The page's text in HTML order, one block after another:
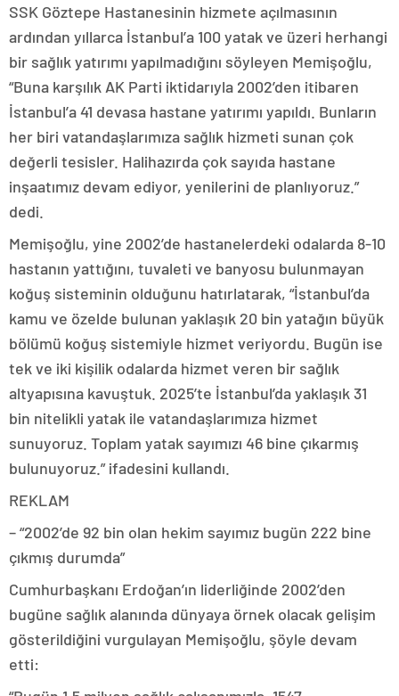
SSK Göztepe Hastanesinin hizmete açılmasının
ardından yıllarca İstanbul’a 100 yatak ve üzeri herhangi
bir sağlık yatırımı yapılmadığını söyleyen Memişoğlu,
“Buna karşılık AK Parti iktidarıyla 2002’den itibaren
İstanbul’a 41 devasa hastane yatırımı yapıldı. Bunların
her biri vatandaşlarımıza sağlık hizmeti sunan çok
değerli tesisler. Halihazırda çok sayıda hastane
inşaatımız devam ediyor, yenilerini de planlıyoruz.”
dedi.
Memişoğlu, yine 2002’de hastanelerdeki odalarda 8-10
hastanın yattığını, tuvaleti ve banyosu bulunmayan
koğuş sisteminin olduğunu hatırlatarak, “İstanbul’da
kamu ve özelde bulunan yaklaşık 20 bin yatağın büyük
bölümü koğuş sistemiyle hizmet veriyordu. Bugün ise
tek ve iki kişilik odalarda hizmet veren bir sağlık
altyapısına kavuştuk. 2025’te İstanbul’da yaklaşık 31
bin nitelikli yatak ile vatandaşlarımıza hizmet
sunuyoruz. Toplam yatak sayımızı 46 bine çıkarmış
bulunuyoruz.” ifadesini kullandı.
REKLAM
– “2002’de 92 bin olan hekim sayımız bugün 222 bine
çıkmış durumda”
Cumhurbaşkanı Erdoğan’ın liderliğinde 2002’den
bugüne sağlık alanında dünyaya örnek olacak gelişim
gösterildiğini vurgulayan Memişoğlu, şöyle devam
etti: